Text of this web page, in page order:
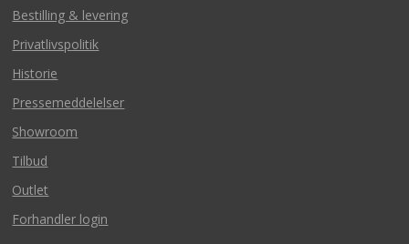
Bestilling & levering
Privatlivspolitik
Historie
Pressemeddelelser
Showroom
Tilbud
Outlet
Forhandler login